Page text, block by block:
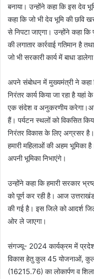
बनाया। उन्होंने कहा कि इस देव
कहा कि जो भी देव भूमि की छवि
से निपटा जाएगा। उन्होंने कहा
की लगातार कार्रवाई गतिमान है
जो भी सरकारी कार्य में बाधा
अपने संबोधन में मुख्यमंत्री ने कहा
निरंतर कार्य किया जा रहा है यहां
एक संदेश व अनुकरणीय
हैं। पर्यटन स्थलों को विकसित
निरंतर विकास के लिए अग्रसर
हमारी महिलाओं की अहम भूमिका
अपनी भूमिका निभाएंगे।
उन्होंने कहा कि हमारी सरकार
को पूर्ण कर रही है। आज
की गई है। इस जिले को आदर्श
ओर ले जाएगा।
संगज्यू- 2024 कार्यक्रम में
विकास हेतु कुल 45 योजनाओं,
(16215.76) का लोकार्पण व